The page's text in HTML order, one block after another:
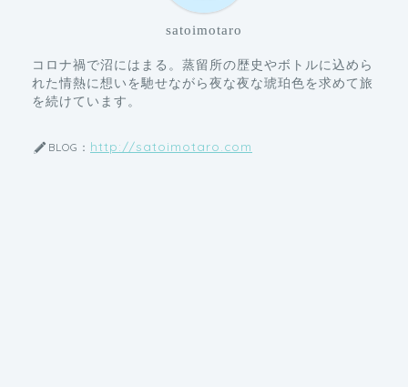
satoimotaro
コロナ禍で沼にはまる。蒸留所の歴史やボトルに込めら
れた情熱に想いを馳せながら夜な夜な琥珀色を求めて旅
を続けています。
BLOG： http://satoimotaro.com